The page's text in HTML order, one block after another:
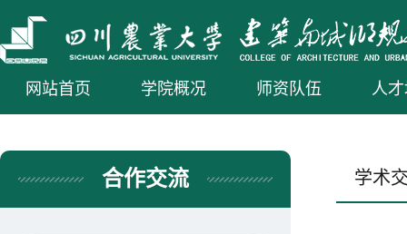
网站首页 学院概况 师资队伍 人
合作交流 学术